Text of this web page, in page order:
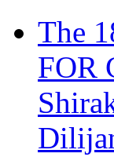
The
FOR